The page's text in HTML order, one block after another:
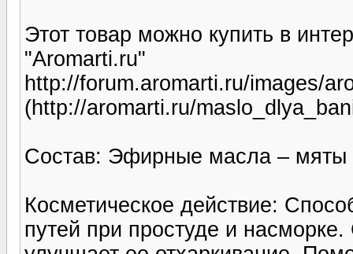
Этот товар можно купить в
"Aromarti.ru"
http://forum.aromarti.ru/images/
(http://aromarti.ru/
Состав: Эфирные масла – мяты
Косметическое действие:
путей при простуде и